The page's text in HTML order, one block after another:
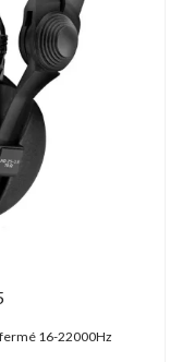
16-22000Hz